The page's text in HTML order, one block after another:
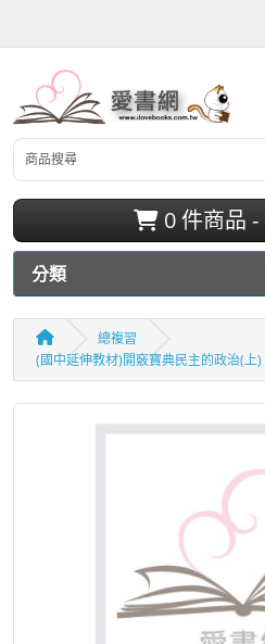
0 件商品
分類
總複習
(國中延伸教材)開竅寶典民主的政治(上